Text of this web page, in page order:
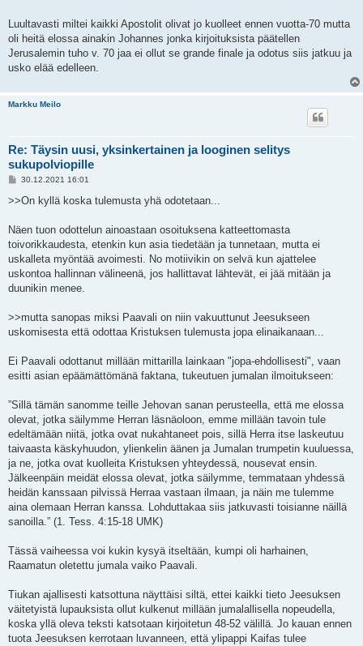
Luultavasti miltei kaikki Apostolit olivat jo kuolleet ennen vuotta-70 mutta
oli heitä elossa ainakin Johannes jonka kirjoituksista päätellen
Jerusalemin tuho v. 70 jaa ei ollut se grande finale ja odotus siis jatkuu ja
usko elää edelleen.
Markku Meilo
Re: Täysin uusi, yksinkertainen ja looginen selitys
sukupolviopille
V
e
i
30.12.2021 16:01
>>On kyllä koska tulemusta yhä odotetaan...
Näen tuon odottelun ainoastaan osoituksena katteettomasta
toivorikkaudesta, etenkin kun asia tiedetään ja tunnetaan, mutta ei
uskalleta myöntää avoimesti. No motiivikin on selvä kun ajattelee
uskontoa hallinnan välineenä, jos hallittavat lähtevät, ei jää mitään ja
duunikin menee.
>>mutta sanopas miksi Paavali on niin vakuuttunut Jeesukseen
uskomisesta että odottaa Kristuksen tulemusta jopa elinaikanaan...
Ei Paavali odottanut millään mittarilla lainkaan "jopa-ehdollisesti", vaan
esitti asian epäämättömänä faktana, tukeutuen jumalan ilmoitukseen:
”Sillä tämän sanomme teille Jehovan sanan perusteella, että me elossa
olevat, jotka säilymme Herran läsnäoloon, emme millään tavoin tule
edeltämään niitä, jotka ovat nukahtaneet pois, sillä Herra itse laskeutuu
taivaasta käskyhuudon, ylienkelin äänen ja Jumalan trumpetin kuuluessa,
ja ne, jotka ovat kuolleita Kristuksen yhteydessä, nousevat ensin.
Jälkeenpäin meidät elossa olevat, jotka säilymme, temmataan yhdessä
heidän kanssaan pilvissä Herraa vastaan ilmaan, ja näin me tulemme
aina olemaan Herran kanssa. Lohduttakaa siis jatkuvasti toisianne näillä
sanoilla.” (1. Tess. 4:15-18 UMK)
Tässä vaiheessa voi kukin kysyä itseltään, kumpi oli harhainen,
Raamatun oletettu jumala vaiko Paavali.
Tiukan ajallisesti katsottuna näyttäisi siltä, ettei kaikki tieto Jeesuksen
väitetyistä lupauksista ollut kulkenut millään jumalallisella nopeudella,
koska yllä oleva teksti katsotaan kirjoitetun 48-52 välillä. Jo kauan ennen
tuota Jeesuksen kerrotaan luvanneen, että ylipappi Kaifas tulee